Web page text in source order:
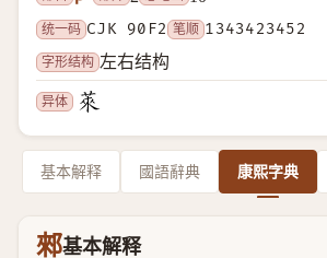
统一码 CJK 90F2 笔顺 1343423452
字形结构 左右结构
异体
基本解释 國語辭典 康熙字典
郲基本解释